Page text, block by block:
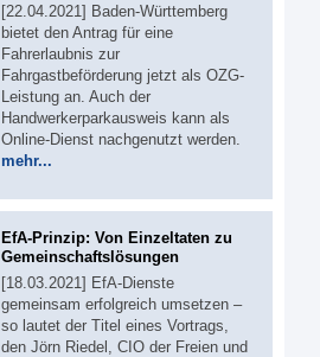
[22.04.2021] Baden-Württemberg
bietet den Antrag für eine
Fahrerlaubnis zur
Fahrgastbeförderung jetzt als OZG-
Leistung an. Auch der
Handwerkerparkausweis kann als
Online-Dienst nachgenutzt werden.
mehr...
EfA-Prinzip: Von Einzeltaten zu
Gemeinschaftslösungen
[18.03.2021] EfA-Dienste
gemeinsam erfolgreich umsetzen –
so lautet der Titel eines Vortrags,
den Jörn Riedel, CIO der Freien und